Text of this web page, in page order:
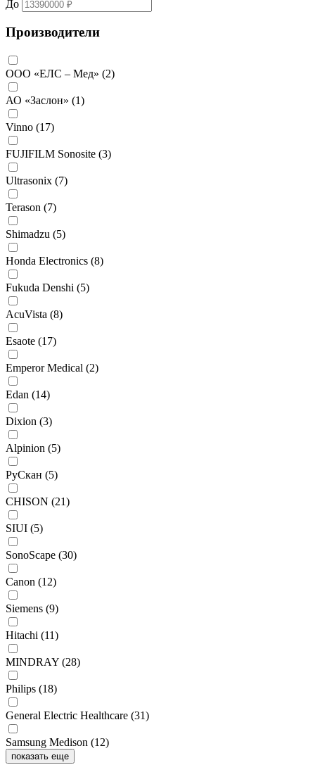
До
Производители
ООО «ЕЛС – Мед» (2)
АО «Заслон» (1)
Vinno (17)
FUJIFILM Sonosite (3)
Ultrasonix (7)
Terason (7)
Shimadzu (5)
Honda Electronics (8)
Fukuda Denshi (5)
AcuVista (8)
Esaote (17)
Emperor Medical (2)
Edan (14)
Dixion (3)
Alpinion (5)
РуСкан (5)
CHISON (21)
SIUI (5)
SonoScape (30)
Canon (12)
Siemens (9)
Hitachi (11)
MINDRAY (28)
Philips (18)
General Electric Healthcare (31)
Samsung Medison (12)
показать еще